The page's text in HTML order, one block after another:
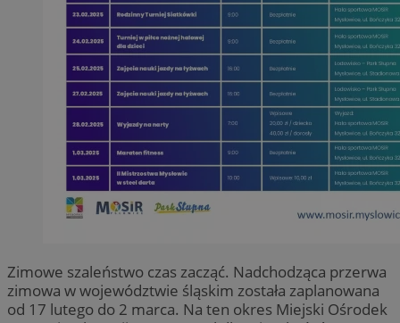
Zimowe szaleństwo czas zacząć. Nadchodząca przerwa
zimowa w województwie śląskim została zaplanowana
od 17 lutego do 2 marca. Na ten okres Miejski Ośrodek